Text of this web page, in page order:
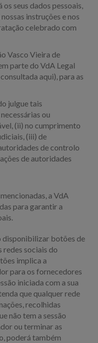
seus dados pessoais,
instruções e nos
celebrado com
Vasco Vieira de
parte do VdA Legal
aqui), para as
julgue tais
ou
(ii) no cumprimento
(iii) de
de controlo
de autoridades
a VdA
para garantir a
disponibilizar botões de
redes sociais do
implica a
para os fornecedores
iniciada com a sua
que qualquer rede
recolhidas
não tem a sessão
ou terminar as
poderá também